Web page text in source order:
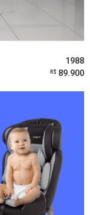
1988
R$ 89.900